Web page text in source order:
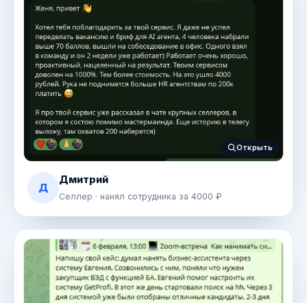
Открыть
Д
Дмитрий
Селлер · нанял сотрудника за 4000 ₽